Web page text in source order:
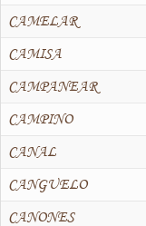
CAMELAR
CAMISA
CAMPANEAR
CAMPINO
CANAL
CANGUELO
CANONES